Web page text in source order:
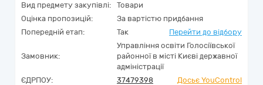
Вид предмету закупівлі:
Товари
Оцінка пропозицій:
За вартістю придбання
Попередній етап:
Так Перейти до відбору
Замовник:
Управління освіти Голосіївської
районної в місті Києві державної
адміністрації
ЄДРПОУ:
37479398
Досьє YouControl